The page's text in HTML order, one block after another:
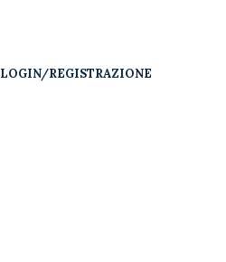
LOGIN/REGISTRAZIONE